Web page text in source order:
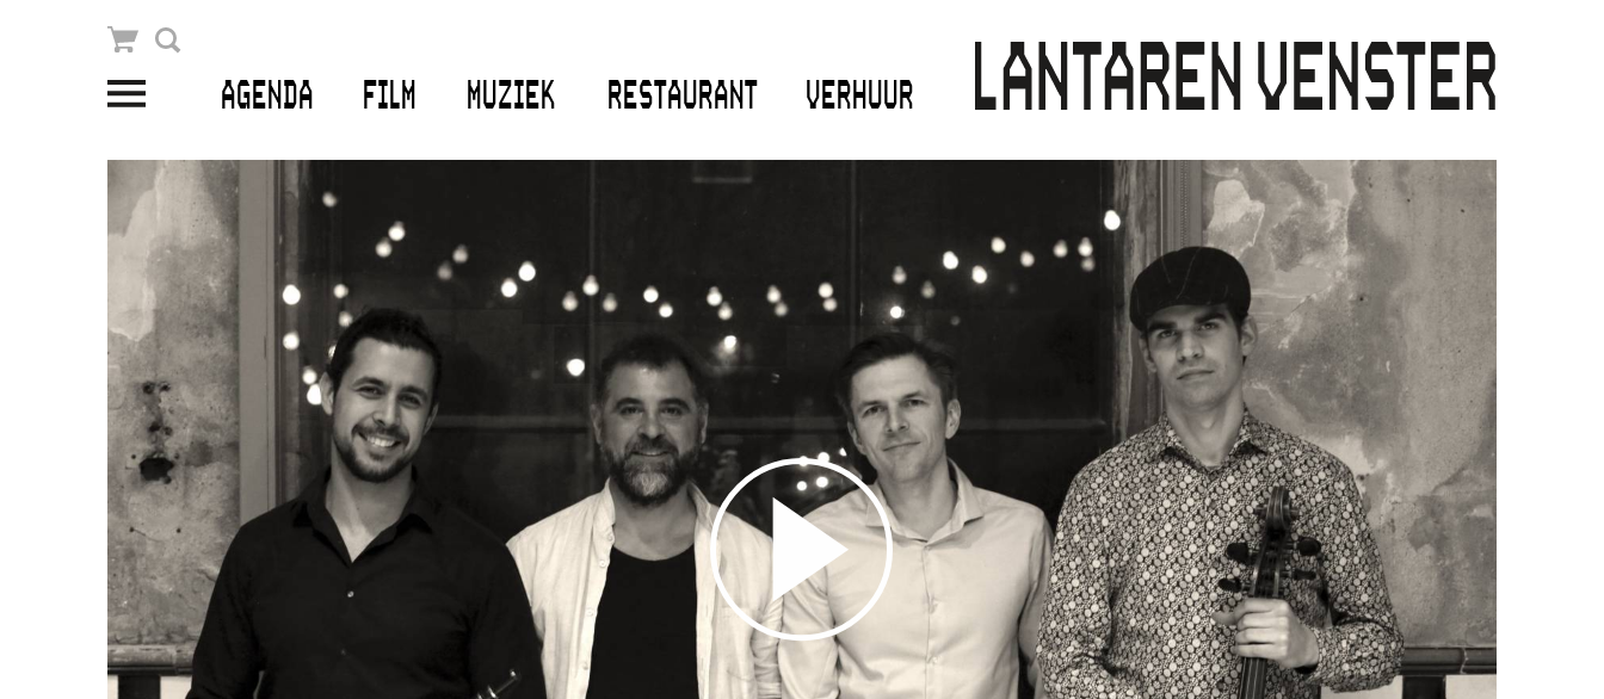
AGENDA FILM MUZIEK RESTAURANT VERHUUR
Winkelmandje
PLAN JE BEZOEK
Openingstijden & contact
Bereikbaarheid
Kaartverkoop
EDUCATIE
Schoolvoorstellingen
Filmprogramma’s Primair Onderwijs
Filmprogramma’s VO/MBO
Speciale educatieprogramma’s
OVER LANTARENVENSTER